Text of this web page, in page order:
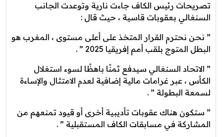
تصريحات رئيس الكاف جاءت نارية وتوعدت الجانب
السنغالي بعقوبات قاسية ، حيث قال :
” نحن نحترم القرار المتخذ على أعلى مستوى ، المغرب هو
البطل المتوج بلقب أمم إفريقيا 2025 ” .
” الاتحاد السنغالي سيدفع ثمنًا باهظًا لسوء استغلال
الكأس ، عبر غرامات مالية إضافية لعدم الامتثال والإساءة
لسمعة البطولة ” .
” ستكون هناك عقوبات تأديبية أخرى أو قيود تمنعهم من
المشاركة في مسابقات الكاف المستقبلية ” .